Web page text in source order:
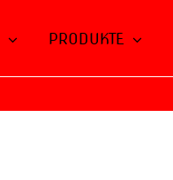
PRODUKTE